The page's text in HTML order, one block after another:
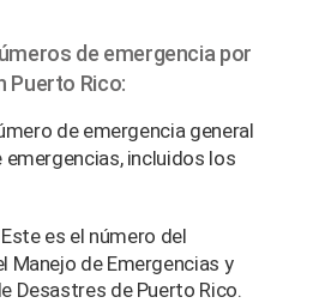
de emergencia por
Puerto Rico:
de emergencia general
incluidos los
Este es el número del
Manejo de Emergencias y
Desastres de Puerto Rico.